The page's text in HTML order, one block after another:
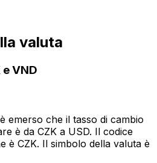
valuta
VND
emerso che il tasso di cambio
è da CZK a USD. Il codice
è CZK. Il simbolo della valuta è